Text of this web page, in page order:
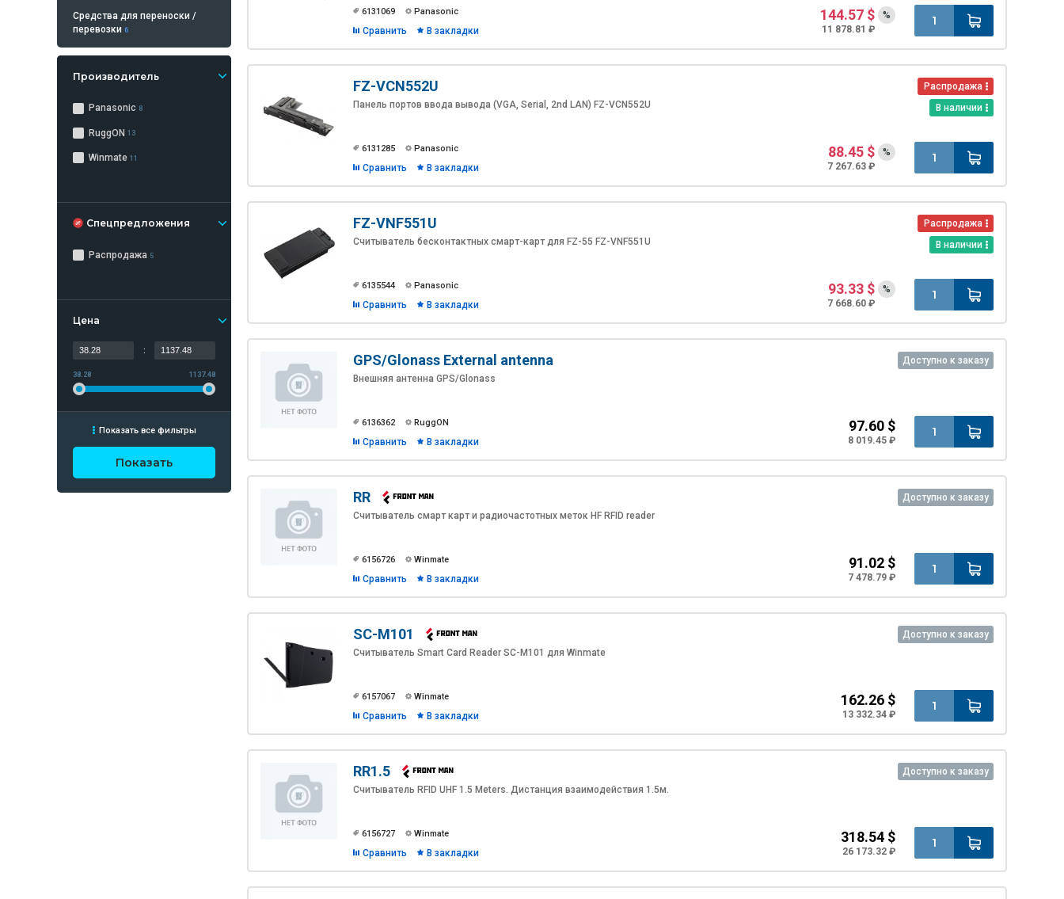
Средства для переноски /
перевозки 6
Производитель
Panasonic 8
RuggON 13
Winmate 11
Спецпредложения
Распродажа 5
Цена
:
38.28 1137.48
Показать все фильтры
Показать
6131069 Panasonic
Сравнить В закладки
144.57 $
11 878.81 ₽
%
Распродажа
В наличии
FZ-VCN552U
Панель портов ввода вывода (VGA, Serial, 2nd LAN) FZ-VCN552U
6131285 Panasonic
Сравнить В закладки
88.45 $
7 267.63 ₽
%
Распродажа
В наличии
FZ-VNF551U
Считыватель бесконтактных смарт-карт для FZ-55 FZ-VNF551U
6135544 Panasonic
Сравнить В закладки
93.33 $
7 668.60 ₽
%
Доступно к заказу
GPS/Glonass External antenna
Внешняя антенна GPS/Glonass
6136362 RuggON
Сравнить В закладки
97.60 $
8 019.45 ₽
Доступно к заказу
RR
Считыватель смарт карт и радиочастотных меток HF RFID reader
6156726 Winmate
Сравнить В закладки
91.02 $
7 478.79 ₽
Доступно к заказу
SC-M101
Считыватель Smart Card Reader SC-M101 для Winmate
6157067 Winmate
Сравнить В закладки
162.26 $
13 332.34 ₽
Доступно к заказу
RR1.5
Считыватель RFID UHF 1.5 Meters. Дистанция взаимодействия 1.5м.
6156727 Winmate
Сравнить В закладки
318.54 $
26 173.32 ₽